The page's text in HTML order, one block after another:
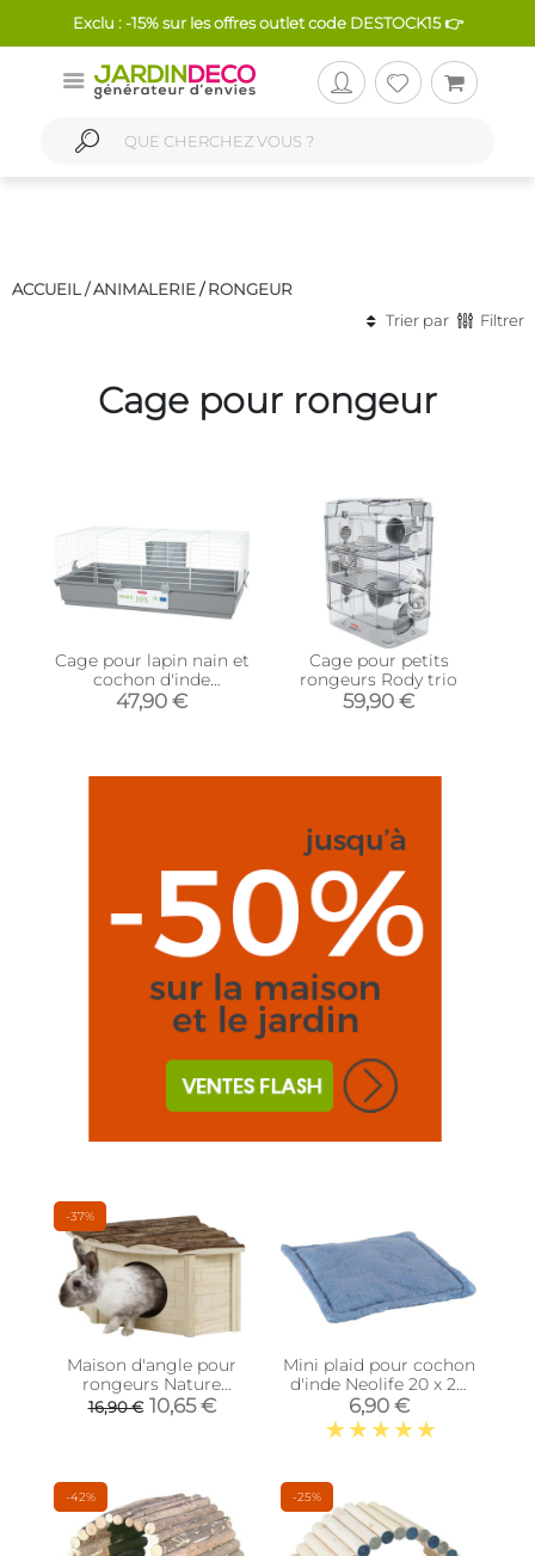
Exclu : -15% sur les offres outlet code DESTOCK15 👉
ACCUEIL /ANIMALERIE/RONGEUR
Trier par
Filtrer
Cage pour rongeur
Cage pour lapin nain et
cochon d'inde
éco.conçu Primo
47,90 €
Cage pour petits
rongeurs Rody trio
59,90 €
-37%
Maison d'angle pour
rongeurs Nature
(25x20x17 cm)
16,90 € 10,65 €
Mini plaid pour cochon
d'inde Neolife 20 x 20
cm
6,90 €
-42% -25%